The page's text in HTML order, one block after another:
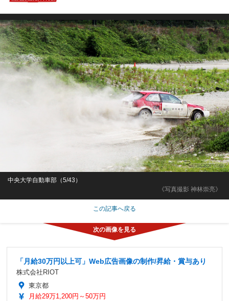
《写真撮影 神林崇亮》
中央大学自動車部（5/43）
この記事へ戻る
「月給30万円以上可」Web広告画像の制作/昇給・賞与あり
株式会社RIOT
東京都
月給29万1,200円～50万円